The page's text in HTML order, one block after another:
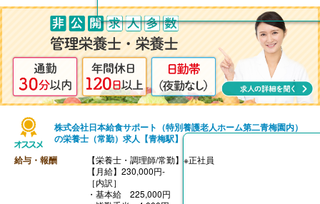
株式会社日本給食サポート（特別養護老人ホーム第二青梅園内）
の栄養士（常勤）求人【青梅駅】
給与・報酬
【栄養士・調理師/常勤】※正社員
【月給】230,000円-
［内訳］
・基本給 225,000円